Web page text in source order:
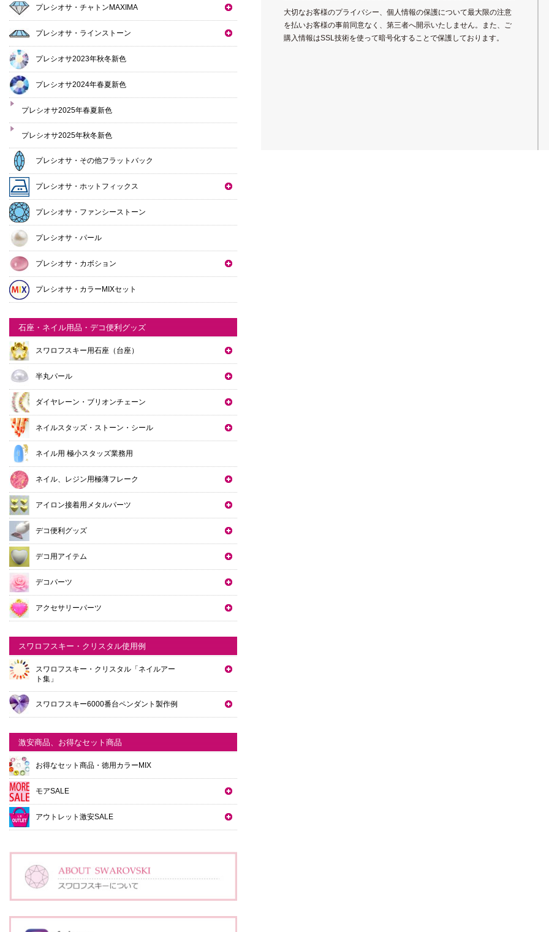
大切なお客様のプライバシー、個人情報の保護について最大限の注意
を払いお客様の事前同意なく、第三者へ開示いたしません。また、ご
購入情報はSSL技術を使って暗号化することで保護しております。
プレシオサ・チャトンMAXIMA
プレシオサ・ラインストーン
プレシオサ2023年秋冬新色
プレシオサ2024年春夏新色
プレシオサ2025年春夏新色
プレシオサ2025年秋冬新色
プレシオサ・その他フラットバック
プレシオサ・ホットフィックス
プレシオサ・ファンシーストーン
プレシオサ・パール
プレシオサ・カボション
プレシオサ・カラーMIXセット
石座・ネイル用品・デコ便利グッズ
スワロフスキー用石座（台座）
半丸パール
ダイヤレーン・ブリオンチェーン
ネイルスタッズ・ストーン・シール
ネイル用 極小スタッズ業務用
ネイル、レジン用極薄フレーク
アイロン接着用メタルパーツ
デコ便利グッズ
デコ用アイテム
デコパーツ
アクセサリーパーツ
スワロフスキー・クリスタル使用例
スワロフスキー・クリスタル「ネイルアー
ト集」
スワロフスキー6000番台ペンダント製作例
激安商品、お得なセット商品
お得なセット商品・徳用カラーMIX
モアSALE
アウトレット激安SALE